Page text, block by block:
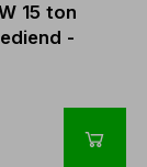
15 ton
-